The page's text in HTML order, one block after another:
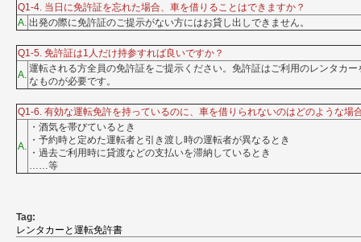
Q1-4. 当日に免許証を忘れた場合、車を借りることはできますか？
A. 出発の際に免許証のご提示がない方にはお貸し出しできません。
Q1-5. 免許証は1人だけ持参すれば良いですか？
A.
運転される方全員の免許証をご提示ください。免許証はご利用のレンタカ
なものが必要です。
Q1-6. 有効な運転免許を持っているのに、車を借りられないのはどのような場
A.
・酒気を帯びているとき
・予約時と定めた運転者と引き渡し時の運転者が異なるとき
・過去ご利用時に貸渡などの支払いを滞納しているとき
……等
Tag:
レンタカーと運転免許書